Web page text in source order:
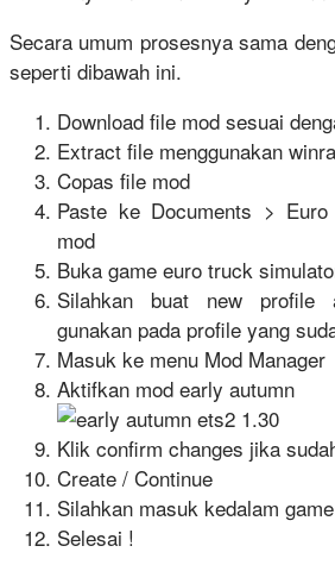
Secara umum prosesnya sama
seperti dibawah ini.
Download file mod sesuai
Extract file menggunakan
Copas file mod
Paste ke Documents >
mod
Buka game euro truck
Silahkan buat new profile
gunakan pada profile yang
Masuk ke menu Mod Manager
Aktifkan mod early autumn
Klik confirm changes jika
Create / Continue
Silahkan masuk kedalam game
Selesai !